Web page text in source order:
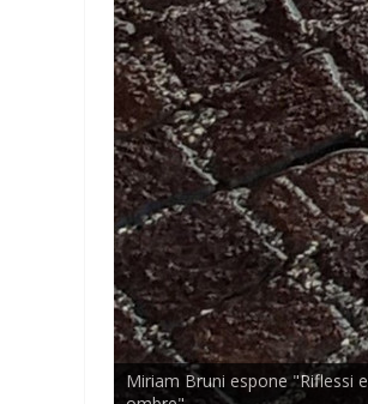
Miriam Bruni espone "Riflessi e